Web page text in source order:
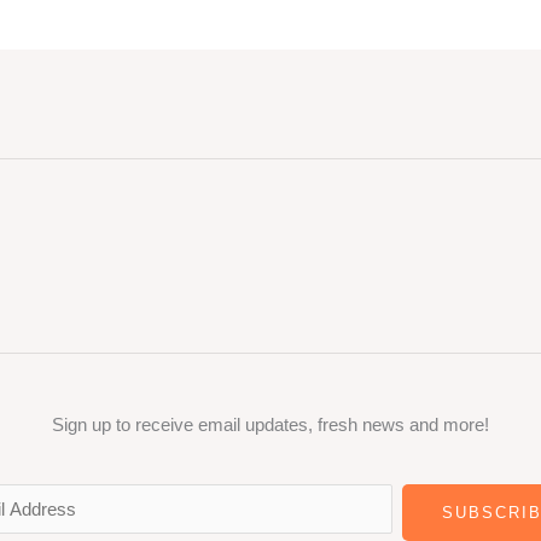
Sign up to receive email updates, fresh news and more!